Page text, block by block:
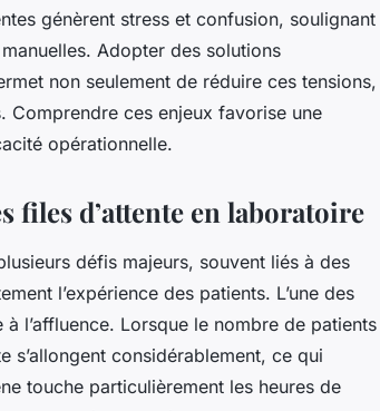
génèrent stress et confusion, soulignant
Adopter des solutions
non seulement de réduire ces tensions,
Comprendre ces enjeux favorise une
opérationnelle.
files d’attente en laboratoire
défis majeurs, souvent liés à des
l’expérience des patients. L’une des
l’affluence. Lorsque le nombre de patients
s’allongent considérablement, ce qui
touche particulièrement les heures de